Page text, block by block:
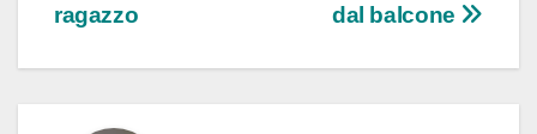
dal balcone
ragazzo